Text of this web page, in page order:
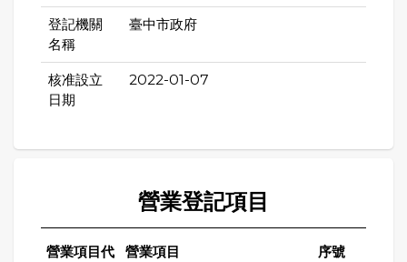
登記機關
名稱
臺中市政府
核准設立
日期
2022-01-07
營業登記項目
營業項目代
營業項目 序號